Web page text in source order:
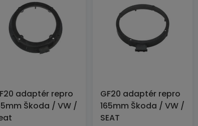
adaptér repro
Škoda / VW /
GF20 adaptér repro
165mm Škoda / VW /
SEAT